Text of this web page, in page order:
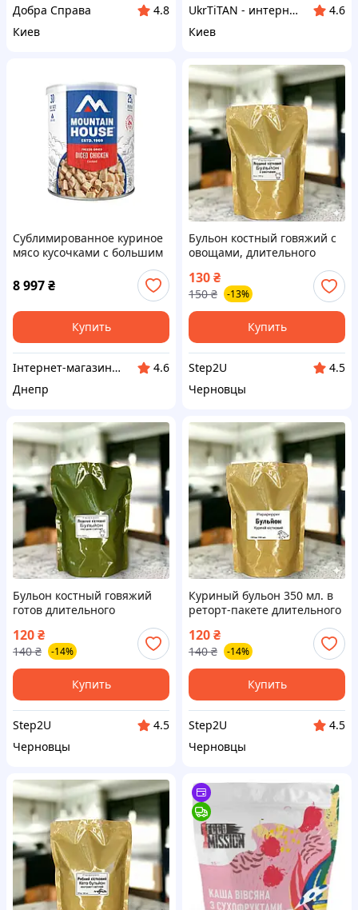
Добра Справа
4.8
Киев
UkrTiTAN - интернет-магазин электроники и компьютерной техники
4.6
Киев
Сублимированное куриное
мясо кусочками с большим
Mountain House, 14 порций
8 997₴
Купить
Інтернет-магазин "Klever"
4.6
Днепр
Бульон костный говяжий с
овощами, длительного
Papapepper
130₴
150 ₴ -13%
Купить
Step2U
4.5
Черновцы
Бульон костный говяжий
готов длительного
120₴
140 ₴ -14%
Купить
Step2U
4.5
Черновцы
Куриный бульон 350 мл. в
реторт-пакете длительного
120₴
140 ₴ -14%
Купить
Step2U
4.5
Черновцы